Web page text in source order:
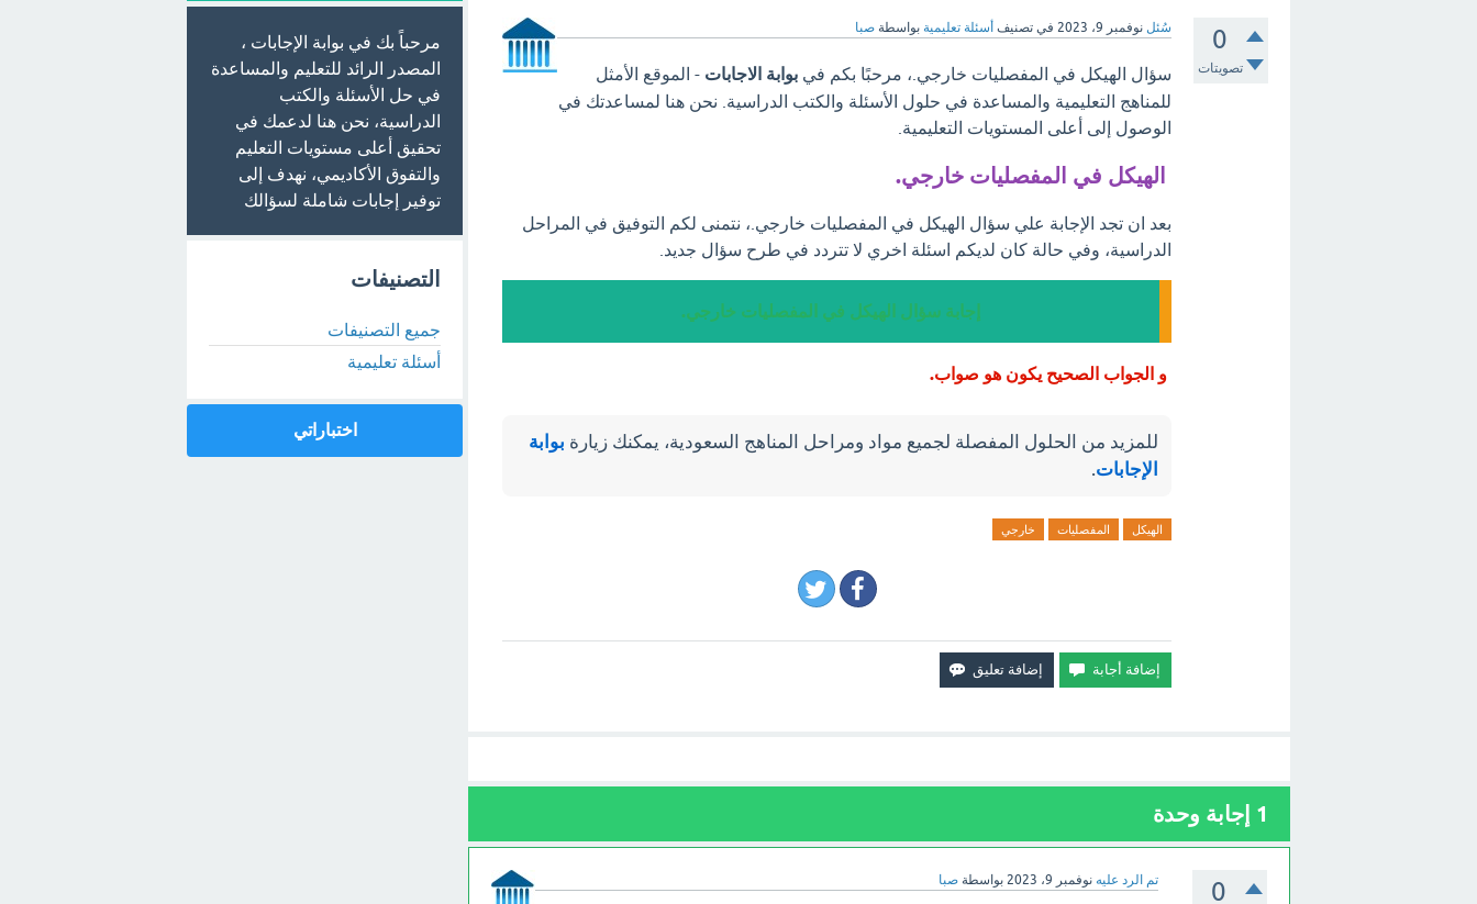
0
تصويتات
سُئل نوفمبر 9، 2023 في تصنيف أسئلة تعليمية بواسطة صبا
سؤال الهيكل في المفصليات خارجي.، مرحبًا بكم في بوابة الاجابات - الموقع الأمثل
للمناهج التعليمية والمساعدة في حلول الأسئلة والكتب الدراسية. نحن هنا لمساعدتك في
الوصول إلى أعلى المستويات التعليمية.
الهيكل في المفصليات خارجي.
بعد ان تجد الإجابة علي سؤال الهيكل في المفصليات خارجي.، نتمنى لكم التوفيق في المراحل
الدراسية، وفي حالة كان لديكم اسئلة اخري لا تتردد في طرح سؤال جديد.
إجابة سؤال الهيكل في المفصليات خارجي.
و الجواب الصحيح يكون هو صواب.
للمزيد من الحلول المفصلة لجميع مواد ومراحل المناهج السعودية، يمكنك زيارة بوابة
الإجابات.
الهيكل المفصليات خارجي
1 إجابة وحدة
0 تم الرد عليه نوفمبر 9، 2023 بواسطة صبا
مرحباً بك في بوابة الإجابات ،
المصدر الرائد للتعليم والمساعدة
في حل الأسئلة والكتب
الدراسية، نحن هنا لدعمك في
تحقيق أعلى مستويات التعليم
والتفوق الأكاديمي، نهدف إلى
توفير إجابات شاملة لسؤالك
التصنيفات
جميع التصنيفات
أسئلة تعليمية
اختباراتي